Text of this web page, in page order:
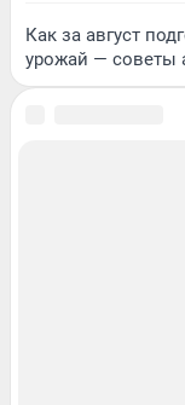
Как за август
урожай — советы